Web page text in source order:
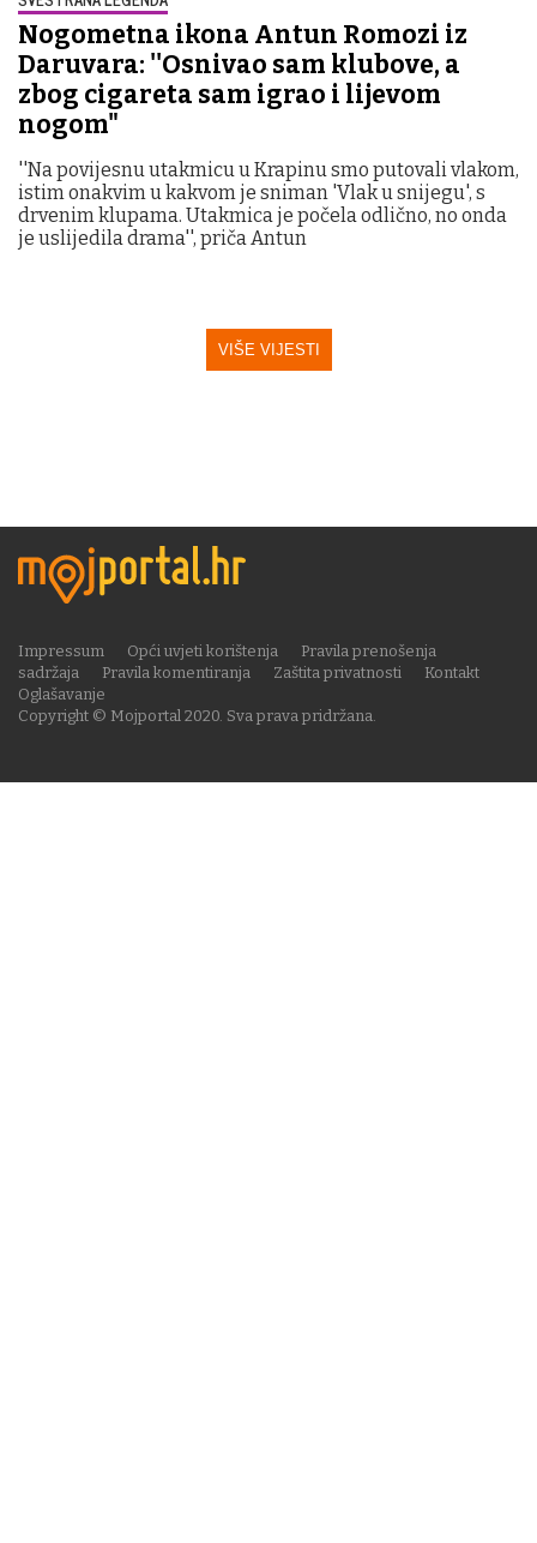
Nogometna ikona Antun Romozi iz
Daruvara: ''Osnivao sam klubove, a
zbog cigareta sam igrao i lijevom
nogom"
''Na povijesnu utakmicu u Krapinu smo putovali vlakom,
istim onakvim u kakvom je sniman 'Vlak u snijegu', s
drvenim klupama. Utakmica je počela odlično, no onda
je uslijedila drama'', priča Antun
VIŠE VIJESTI
Copyright © Mojportal 2020. Sva prava pridržana.
Impressum Opći uvjeti korištenja
Pravila prenošenja
sadržaja
Pravila komentiranja Zaštita privatnosti
Kontakt
Oglašavanje